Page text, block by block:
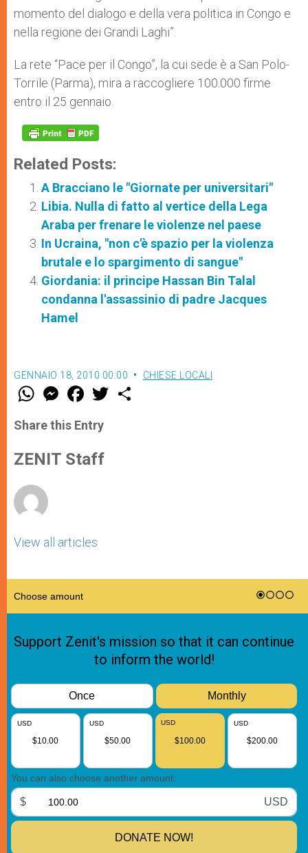
momento del dialogo e della vera politica in Congo e
nella regione dei Grandi Laghi”.
La rete “Pace per il Congo”, la cui sede è a San Polo-
Torrile (Parma), mira a raccogliere 100.000 firme
entro il 25 gennaio.
Related Posts:
A Bracciano le "Giornate per universitari"
Libia. Nulla di fatto al vertice della Lega
Araba per frenare le violenze nel paese
In Ucraina, "non c'è spazio per la violenza
brutale e lo spargimento di sangue"
Giordania: il principe Hassan Bin Talal
condanna l'assassinio di padre Jacques
Hamel
GENNAIO 18, 2010 00:00 CHIESE LOCALI
W
t
s
p
p
M
e
s
e
g
e
F
a
e
b
o
k
w
Share this Entry
ZENIT Staff
View all articles